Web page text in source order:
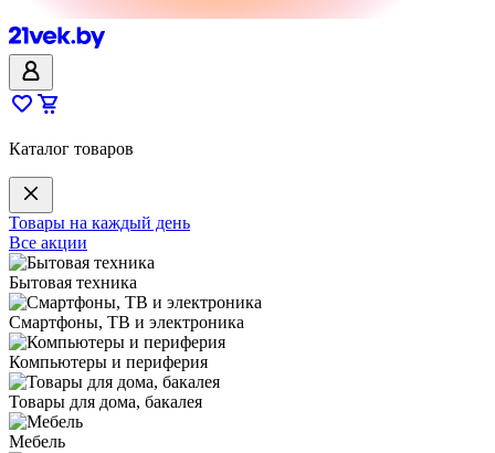
Каталог товаров
Товары на каждый день
Все акции
Бытовая техника
Смартфоны, ТВ и электроника
Компьютеры и периферия
Товары для дома, бакалея
Мебель